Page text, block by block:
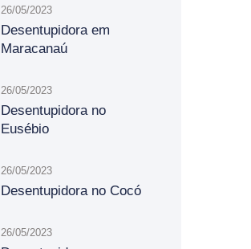
26/05/2023
Desentupidora em
Maracanaú
26/05/2023
Desentupidora no
Eusébio
26/05/2023
Desentupidora no Cocó
26/05/2023